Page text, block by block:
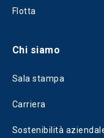
Flotta
Chi siamo
Sala stampa
Carriera
Sostenibilità